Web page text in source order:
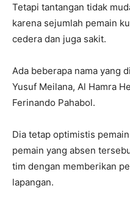
Tetapi tantangan tidak
karena sejumlah pemain
cedera dan juga sakit.
Ada beberapa nama yang
Yusuf Meilana, Al Hamra
Ferinando Pahabol.
Dia tetap optimistis
pemain yang absen
tim dengan memberikan
lapangan.